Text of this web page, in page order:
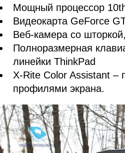
Мощный процессор
Видеокарта GeForce
Веб-камера со
Полноразмерная
линейки ThinkPad
X-Rite Color Assistant –
профилями экрана.